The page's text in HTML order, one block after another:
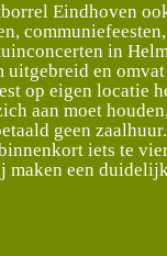
Eindhoven
in
uitgebreid en
op eigen locatie
aan moet
geen
iets te
een